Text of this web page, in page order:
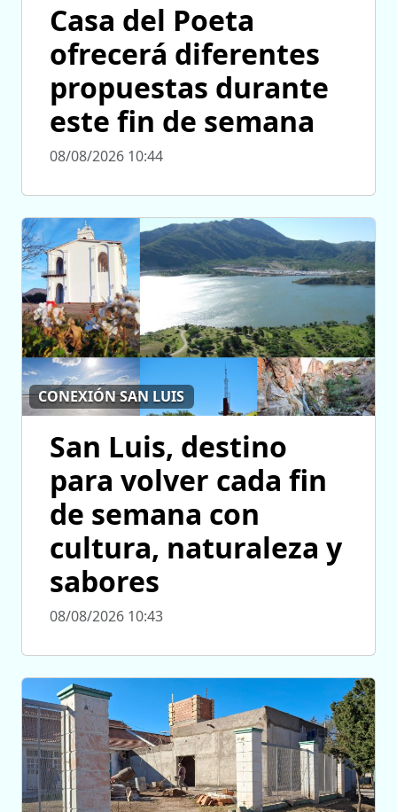
Casa del Poeta
ofrecerá diferentes
propuestas durante
este fin de semana
08/08/2026 10:44
CONEXIÓN SAN LUIS
San Luis, destino
para volver cada fin
de semana con
cultura, naturaleza y
sabores
08/08/2026 10:43